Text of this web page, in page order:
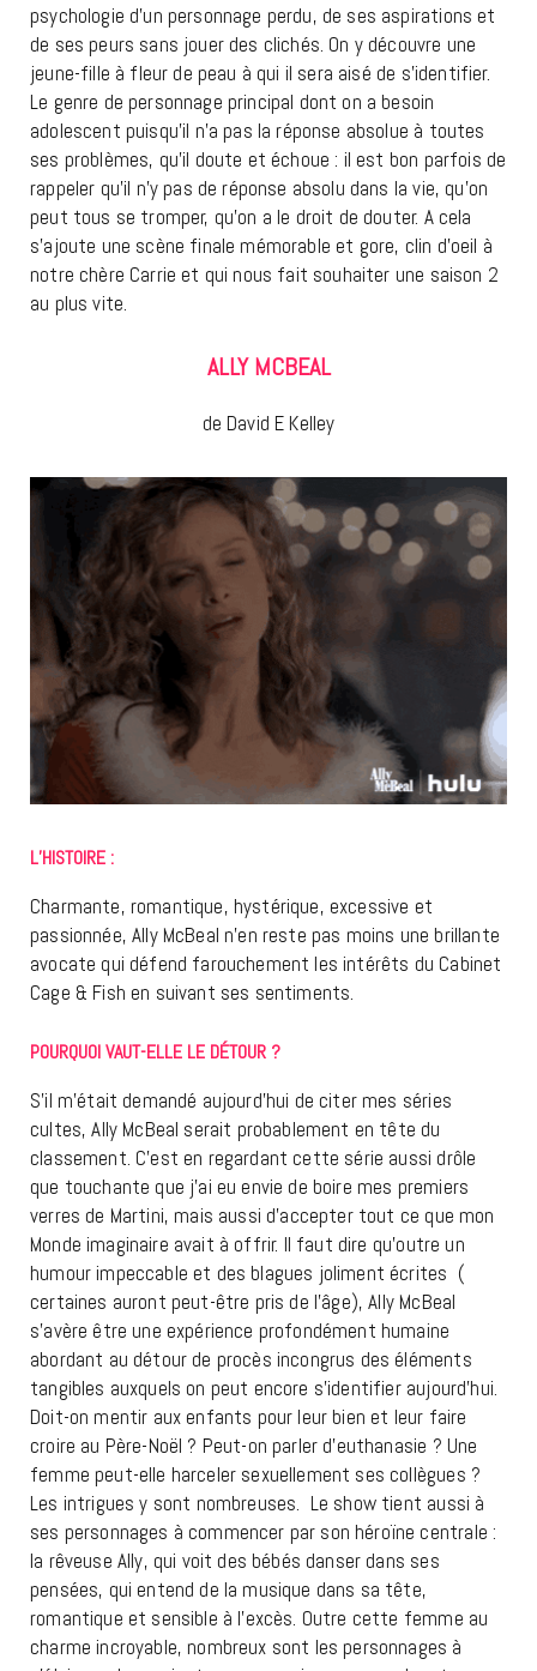
psychologie d’un personnage perdu, de ses aspirations et
de ses peurs sans jouer des clichés. On y découvre une
jeune-fille à fleur de peau à qui il sera aisé de s’identifier.
Le genre de personnage principal dont on a besoin
adolescent puisqu’il n’a pas la réponse absolue à toutes
ses problèmes, qu’il doute et échoue : il est bon parfois de
rappeler qu’il n’y pas de réponse absolu dans la vie, qu’on
peut tous se tromper, qu’on a le droit de douter. A cela
s’ajoute une scène finale mémorable et gore, clin d’oeil à
notre chère Carrie et qui nous fait souhaiter une saison 2
au plus vite.
ALLY MCBEAL
de David E Kelley
L’HISTOIRE :
Charmante, romantique, hystérique, excessive et
passionnée, Ally McBeal n’en reste pas moins une brillante
avocate qui défend farouchement les intérêts du Cabinet
Cage & Fish en suivant ses sentiments.
POURQUOI VAUT-ELLE LE DÉTOUR ?
S’il m’était demandé aujourd’hui de citer mes séries
cultes, Ally McBeal serait probablement en tête du
classement. C’est en regardant cette série aussi drôle
que touchante que j’ai eu envie de boire mes premiers
verres de Martini, mais aussi d’accepter tout ce que mon
Monde imaginaire avait à offrir. Il faut dire qu’outre un
humour impeccable et des blagues joliment écrites (
certaines auront peut-être pris de l’âge), Ally McBeal
s’avère être une expérience profondément humaine
abordant au détour de procès incongrus des éléments
tangibles auxquels on peut encore s’identifier aujourd’hui.
Doit-on mentir aux enfants pour leur bien et leur faire
croire au Père-Noël ? Peut-on parler d’euthanasie ? Une
femme peut-elle harceler sexuellement ses collègues ?
Les intrigues y sont nombreuses. Le show tient aussi à
ses personnages à commencer par son héroïne centrale :
la rêveuse Ally, qui voit des bébés danser dans ses
pensées, qui entend de la musique dans sa tête,
romantique et sensible à l’excès. Outre cette femme au
charme incroyable, nombreux sont les personnages à